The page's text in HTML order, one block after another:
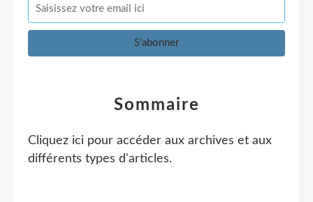
Sommaire
Cliquez ici pour accéder aux archives et aux
différents types d'articles.